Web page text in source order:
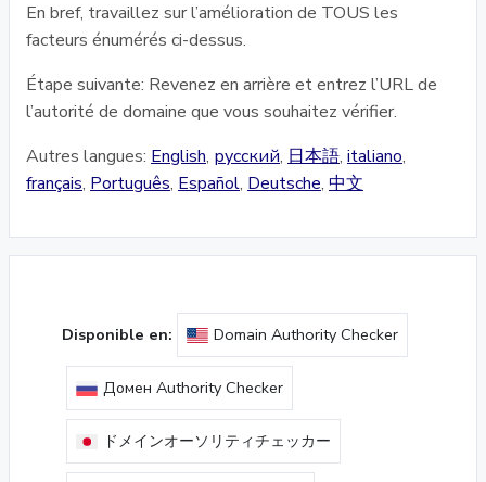
En bref, travaillez sur l’amélioration de TOUS les
facteurs énumérés ci-dessus.
Étape suivante: Revenez en arrière et entrez l’URL de
l’autorité de domaine que vous souhaitez vérifier.
Autres langues: English, русский, 日本語, italiano,
français, Português, Español, Deutsche, 中文
Disponible en: Domain Authority Checker
Домен Authority Checker
ドメインオーソリティチェッカー